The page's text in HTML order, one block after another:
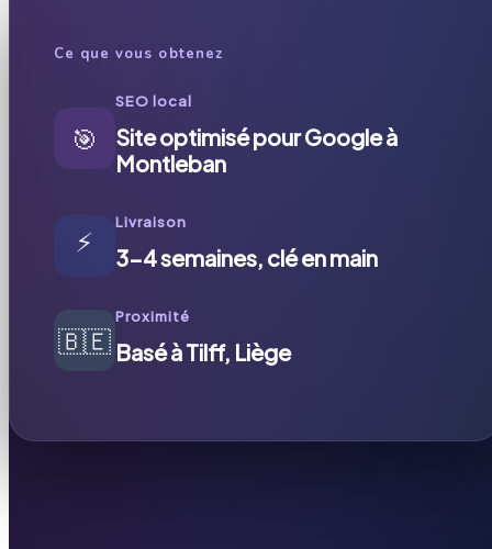
Ce que vous obtenez
🎯
SEO local
Site optimisé pour Google à
Montleban
⚡
Livraison
3-4 semaines, clé en main
🇧🇪
Proximité
Basé à Tilff, Liège